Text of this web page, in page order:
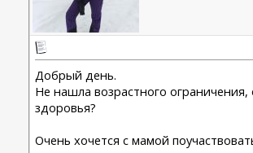
Добрый день.
Не нашла возрастного
здоровья?
Очень хочется с мамой